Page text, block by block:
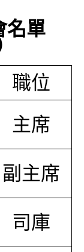
名單
職位
主席
副主席
司庫